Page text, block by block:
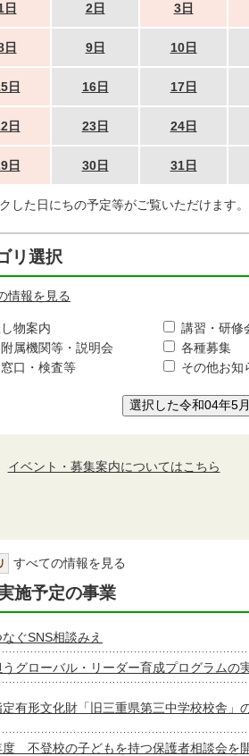
日 2日 3日
日 9日 10日
日 16日 17日
日 23日 24日
日 30日 31日
した日にちの予定等がご覧いただけます。
リ選択
情報を見る
物案内 講習・研修
属機関等・説明会
各種募集
口・検査等
その他お知
選択した令和04年5
イベント・募集案内についてはこちら
すべての情報を見る
施予定の事業
ぐSNS相談みえ
うグローバル・リーダー育成プログラムの
定有形文化財「旧三重県第三中学校校舎」
度 不登校の子どもを持つ保護者相談会を